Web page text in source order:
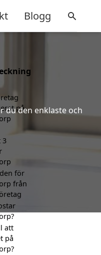
Blogg
du den enklaste och
på
3
för
från
att
på